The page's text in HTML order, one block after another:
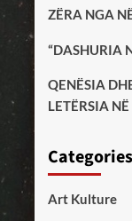
ZËRA NGA
“DASHURIA
QENËSIA
LETËRSIA
Categories
Art Kulture